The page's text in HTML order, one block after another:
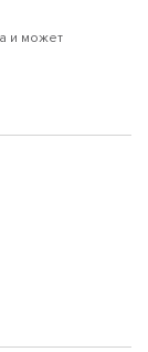
и может